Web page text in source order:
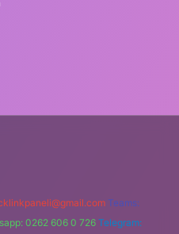
Teams:
0262 606 0 726 Telegram: